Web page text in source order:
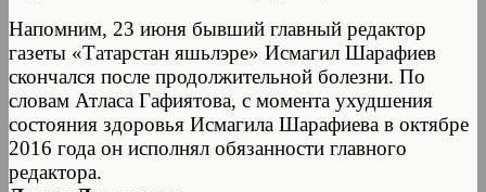
Напомним, 23 июня бывший главный редактор
газеты «Татарстан яшьлэре» Исмагил Шарафиев
скончался после продолжительной болезни. По
словам Атласа Гафиятова, с момента ухудшения
состояния здоровья Исмагила Шарафиева в октябре
2016 года он исполнял обязанности главного
редактора.